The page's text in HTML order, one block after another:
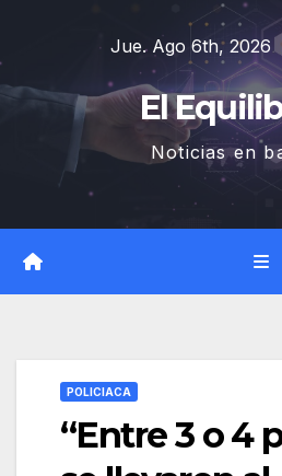
contenido
Jue. Ago 6th, 2026
El
Noticias en
POLICIACA
“Entre 3 o 4